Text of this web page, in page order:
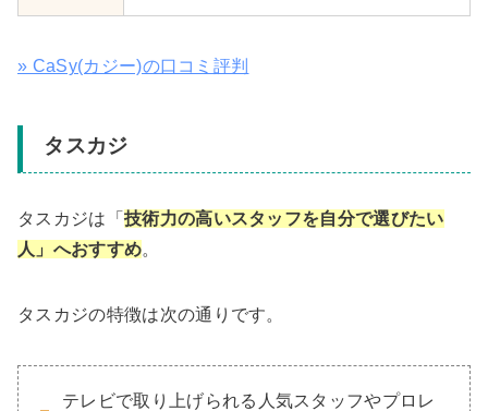
» CaSy(カジー)の口コミ評判
タスカジ
タスカジは「 技術力の高いスタッフを自分で選びたい
人」へおすすめ。
タスカジの特徴は次の通りです。
テレビで取り上げられる人気スタッフやプロレ